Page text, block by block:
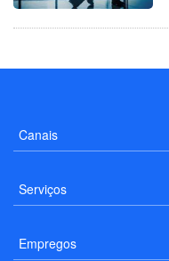
Canais
Serviços
Empregos